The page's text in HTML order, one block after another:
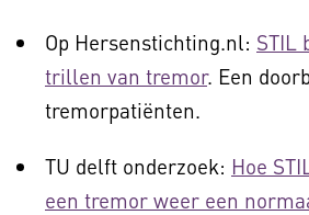
Op Hersenstichting.nl: STIL
trillen van tremor. Een
tremorpatiënten.
TU delft onderzoek: Hoe
een tremor weer een